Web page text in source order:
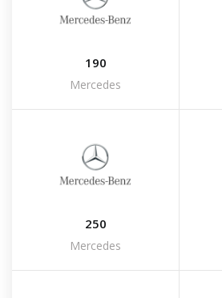
190
Mercedes
250
Mercedes